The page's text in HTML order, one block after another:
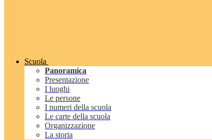
Scuola
Panoramica
Presentazione
I luoghi
Le persone
I numeri della scuola
Le carte della scuola
Organizzazione
La storia